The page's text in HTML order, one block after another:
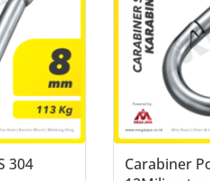
304
Carabiner